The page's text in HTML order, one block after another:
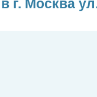
г. Москва